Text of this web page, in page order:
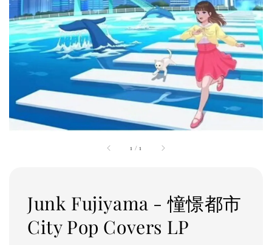
1 /1
Junk Fujiyama - 憧憬都市
City Pop Covers LP